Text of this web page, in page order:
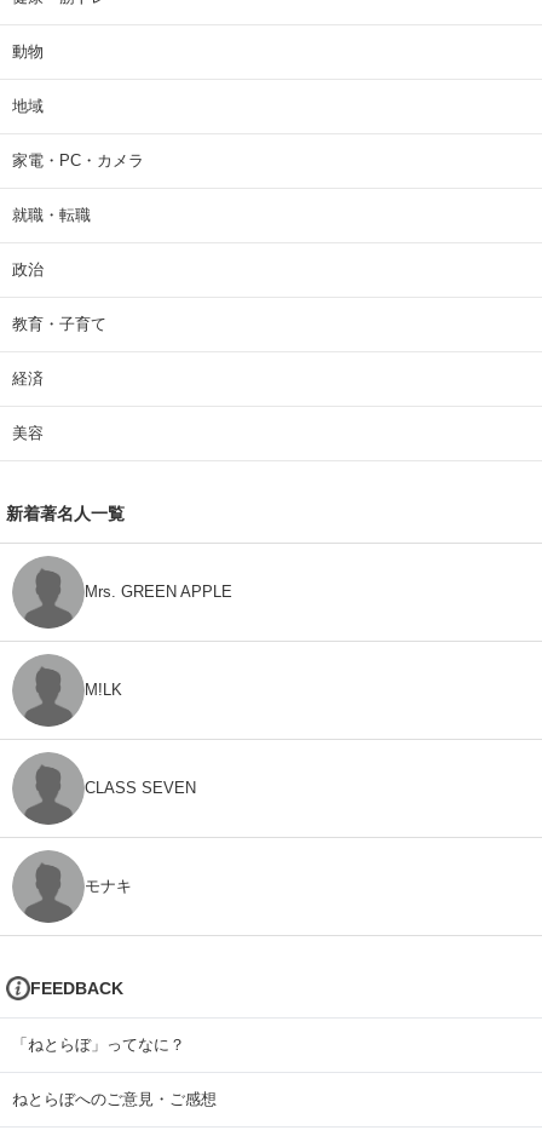
動物
地域
家電・PC・カメラ
就職・転職
政治
教育・子育て
経済
美容
新着著名人一覧
Mrs. GREEN APPLE
M!LK
CLASS SEVEN
モナキ
FEEDBACK
「ねとらぼ」ってなに？
ねとらぼへのご意見・ご感想